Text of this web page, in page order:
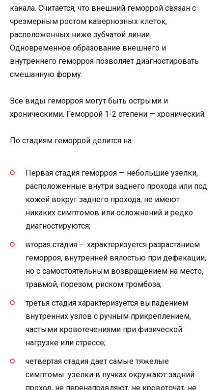
канала. Считается, что внешний геморрой связан с
чрезмерным ростом кавернозных клеток,
расположенных ниже зубчатой ​​линии.
Одновременное образование внешнего и
внутреннего геморроя позволяет диагностировать
смешанную форму.
Все виды геморроя могут быть острыми и
хроническими. Геморрой 1-2 степени — хронический.
По стадиям геморрой делится на:
Первая стадия геморроя — небольшие узелки,
расположенные внутри заднего прохода или под
кожей вокруг заднего прохода, не имеют
никаких симптомов или осложнений и редко
диагностируются;
вторая стадия — характеризуется разрастанием
геморроя, внутренней вялостью при дефекации,
но с самостоятельным возвращением на место,
травмой, порезом, риском тромбоза;
третья стадия характеризуется выпадением
внутренних узлов с ручным прикреплением,
частыми кровотечениями при физической
нагрузке или стрессе;
четвертая стадия дает самые тяжелые
симптомы: узелки в пучках окружают задний
проход, не перенаправляют, не кровоточат, не